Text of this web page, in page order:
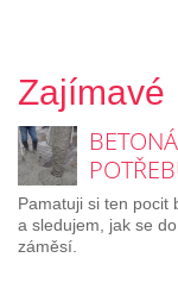
Zajímavé
Pamatuji si ten pocit
a sledujem, jak se
záměsí.